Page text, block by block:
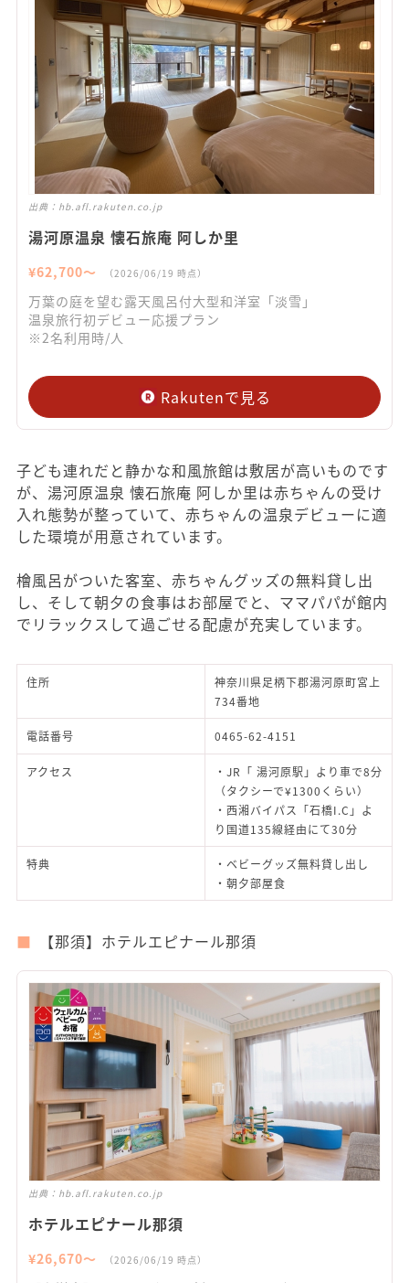
出典： hb.afl.rakuten.co.jp
湯河原温泉 懐石旅庵 阿しか里
¥62,700〜 （2026/06/19 時点）
万葉の庭を望む露天風呂付大型和洋室「淡雪」
温泉旅行初デビュー応援プラン
※2名利用時/人
Rakutenで見る
子ども連れだと静かな和風旅館は敷居が高いものです
が、湯河原温泉 懐石旅庵 阿しか里は赤ちゃんの受け
入れ態勢が整っていて、赤ちゃんの温泉デビューに適
した環境が用意されています。
檜風呂がついた客室、赤ちゃんグッズの無料貸し出
し、そして朝夕の食事はお部屋でと、ママパパが館内
でリラックスして過ごせる配慮が充実しています。
住所
神奈川県足柄下郡湯河原町宮上
734番地
電話番号 0465-62-4151
アクセス
・JR「 湯河原駅」より車で8分
（タクシーで¥1300くらい）
・西湘バイパス「石橋I.C」よ
り国道135線経由にて30分
特典
・ベビーグッズ無料貸し出し
・朝夕部屋食
【那須】ホテルエピナール那須
出典： hb.afl.rakuten.co.jp
ホテルエピナール那須
¥26,670〜 （2026/06/19 時点）